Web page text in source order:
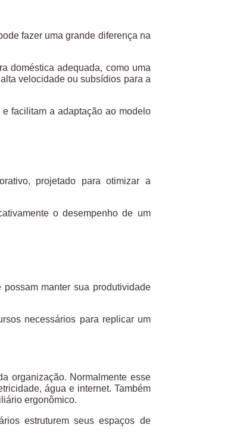
fazer uma grande diferença na
doméstica adequada, como uma
velocidade ou subsídios para a
facilitam a adaptação ao modelo
projetado para otimizar a
o desempenho de um
manter sua produtividade
necessários para replicar um
organização. Normalmente esse
água e internet. Também
ergonômico.
estruturem seus espaços de